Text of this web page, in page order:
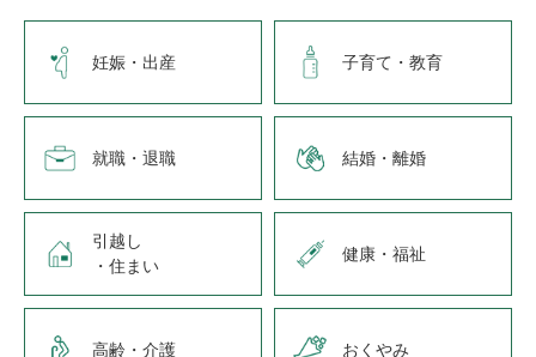
妊娠・出産 子育て・教育
就職・退職 結婚・離婚
引越し
・住まい
健康・福祉
高齢・介護 おくやみ